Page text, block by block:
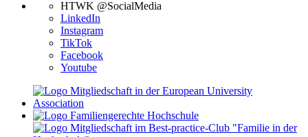
HTWK @SocialMedia
LinkedIn
Instagram
TikTok
Facebook
Youtube